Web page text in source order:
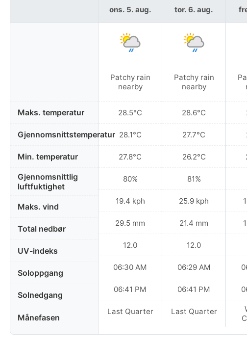
Maks. temperatur
Gjennomsnittstemperatur
Min. temperatur
Gjennomsnittlig
luftfuktighet
Maks. vind
Total nedbør
UV-indeks
Soloppgang
Solnedgang
Månefasen
ons. 5. aug.
Patchy rain
nearby
28.5°C
28.1°C
27.8°C
80%
19.4 kph
29.5 mm
12.0
06:30 AM
06:41 PM
Last Quarter
tor. 6. aug.
Patchy rain
nearby
28.6°C
27.7°C
26.2°C
81%
25.9 kph
21.4 mm
12.0
06:29 AM
06:41 PM
Last Quarter